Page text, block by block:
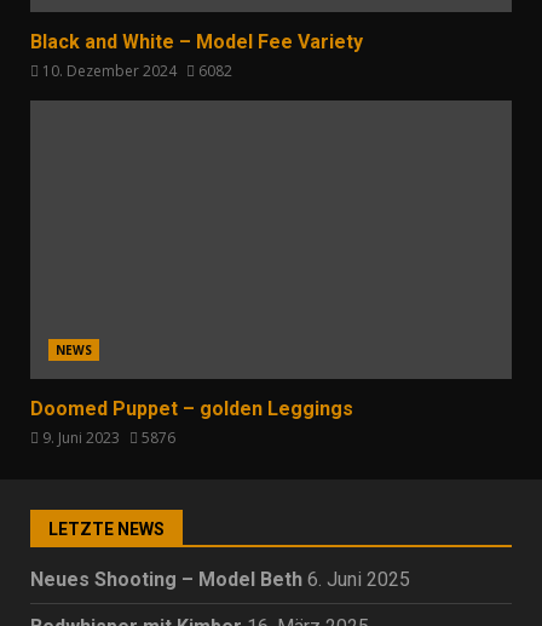
Black and White – Model Fee Variety
10. Dezember 2024 6082
NEWS
Doomed Puppet – golden Leggings
9. Juni 2023 5876
LETZTE NEWS
Neues Shooting – Model Beth 6. Juni 2025